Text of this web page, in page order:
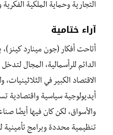
التجارية وحماية الملكية الفكرية
آراء ختامية
أتاحت أفكار (جون مينارد كينز)،
الدائم للرأسمالية، المجال
الاقتصاد الكبير في
أيديولوجية سياسية واقتصادية
والأسواق، لكن كان فيها أيضًا
تنظيمية محددة وبرامج تأمينية